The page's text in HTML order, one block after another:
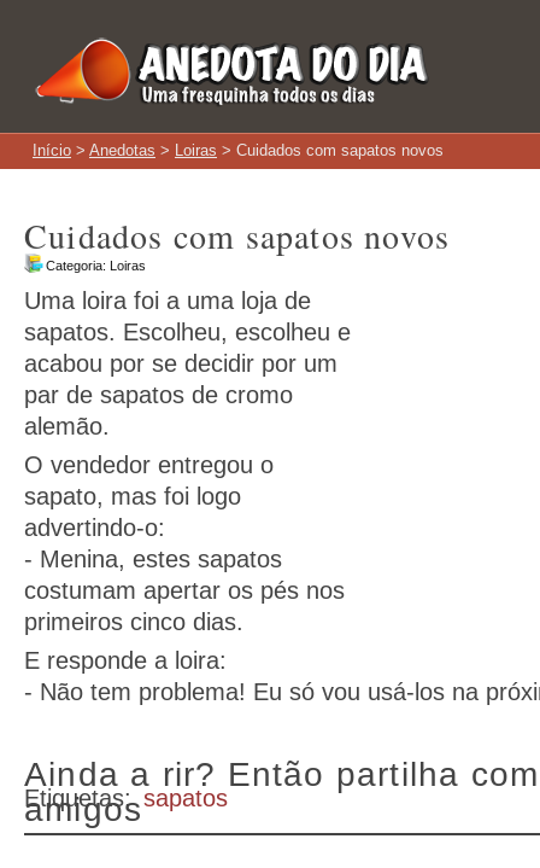
Início > Anedotas > Loiras > Cuidados com sapatos novos
Cuidados com sapatos novos
Categoria: Loiras
Uma loira foi a uma loja de
sapatos. Escolheu, escolheu e
acabou por se decidir por um
par de sapatos de cromo
alemão.
O vendedor entregou o
sapato, mas foi logo
advertindo-o:
- Menina, estes sapatos
costumam apertar os pés nos
primeiros cinco dias.
E responde a loira:
- Não tem problema! Eu só vou usá-los na
Ainda a rir? Então partilha
amigos
Etiquetas: sapatos